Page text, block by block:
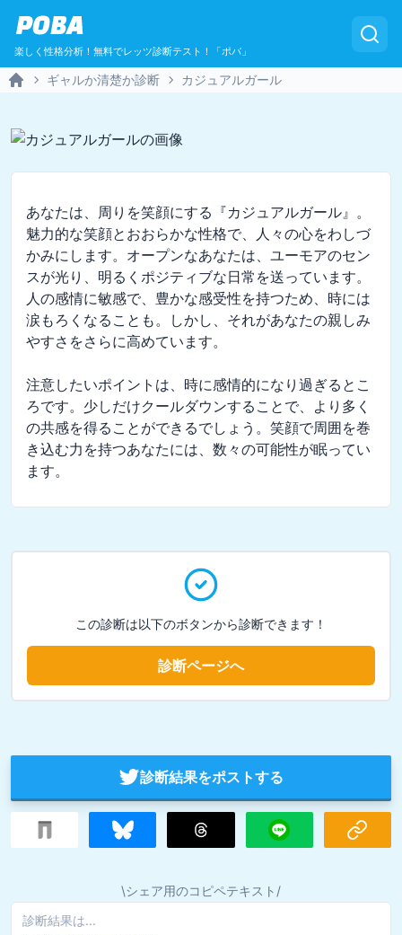
POBA
楽しく性格分析！無料でレッツ診断テスト！「ポバ」
ギャルか清楚か診断 カジュアルガール
あなたは、周りを笑顔にする『カジュアルガール』。
魅力的な笑顔とおおらかな性格で、人々の心をわしづ
かみにします。オープンなあなたは、ユーモアのセン
スが光り、明るくポジティブな日常を送っています。
人の感情に敏感で、豊かな感受性を持つため、時には
涙もろくなることも。しかし、それがあなたの親しみ
やすさをさらに高めています。
注意したいポイントは、時に感情的になり過ぎるとこ
ろです。少しだけクールダウンすることで、より多く
の共感を得ることができるでしょう。笑顔で周囲を巻
き込む力を持つあなたには、数々の可能性が眠ってい
ます。
この診断は以下のボタンから診断できます！
診断ページへ
診断結果をポストする
\シェア用のコピペテキスト/